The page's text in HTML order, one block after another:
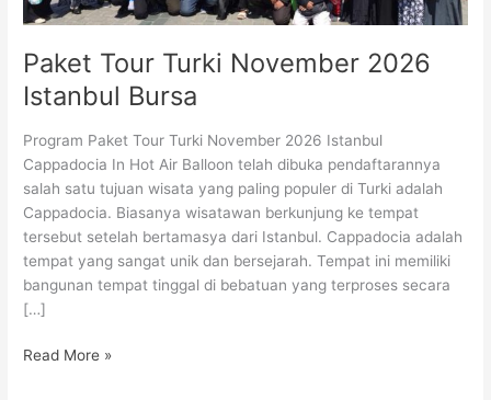
Paket Tour Turki November 2026
Istanbul Bursa
Program Paket Tour Turki November 2026 Istanbul
Cappadocia In Hot Air Balloon telah dibuka pendaftarannya
salah satu tujuan wisata yang paling populer di Turki adalah
Cappadocia. Biasanya wisatawan berkunjung ke tempat
tersebut setelah bertamasya dari Istanbul. Cappadocia adalah
tempat yang sangat unik dan bersejarah. Tempat ini memiliki
bangunan tempat tinggal di bebatuan yang terproses secara
[…]
Read More »